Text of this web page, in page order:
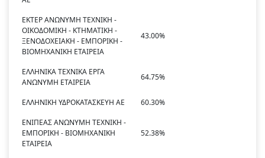
ΕΚΤΕΡ ΑΝΩΝΥΜΗ ΤΕΧΝΙΚΗ -
ΟΙΚΟΔΟΜΙΚΗ - ΚΤΗΜΑΤΙΚΗ -
ΞΕΝΟΔΟΧΕΙΑΚΗ - ΕΜΠΟΡΙΚΗ -
ΒΙΟΜΗΧΑΝΙΚΗ ΕΤΑΙΡΕΙΑ
43.00%
ΕΛΛΗΝΙΚΑ ΤΕΧΝΙΚΑ ΕΡΓΑ
ΑΝΩΝΥΜΗ ΕΤΑΙΡΕΙΑ
64.75%
ΕΛΛΗΝΙΚΗ ΥΔΡΟΚΑΤΑΣΚΕΥΗ ΑΕ
60.30%
ΕΝΙΠΕΑΣ ΑΝΩΝΥΜΗ ΤΕΧΝΙΚΗ -
ΕΜΠΟΡΙΚΗ - ΒΙΟΜΗΧΑΝΙΚΗ
ΕΤΑΙΡΕΙΑ
52.38%